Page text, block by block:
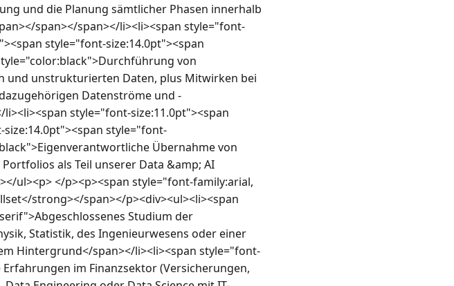
und die Planung sämtlicher Phasen innerhalb
span></span></li><li><span style="font-
style="font-size:14.0pt"><span
von
und unstrukturierten Daten, plus Mitwirken bei
Datenströme und -
style="font-size:11.0pt"><span
style="font-
Übernahme von
als Teil unserer Data &amp; AI
ul><p> </p><p><span style="font-family:arial,
strong></span></p><div><ul><li><span
Studium der
Statistik, des Ingenieurwesens oder einer
Hintergrund</span></li><li><span style="font-
im Finanzsektor (Versicherungen,